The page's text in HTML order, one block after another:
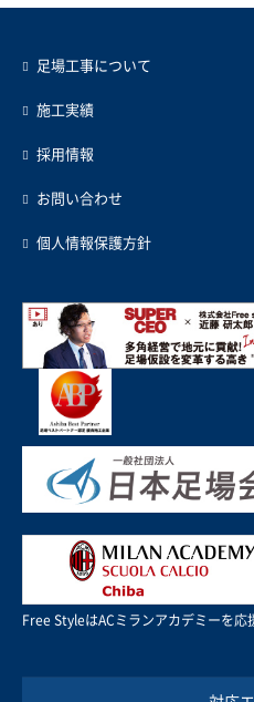
足場工事について
施工実績
採用情報
お問い合わせ
個人情報保護方針
Free StyleはACミランアカデミーを応